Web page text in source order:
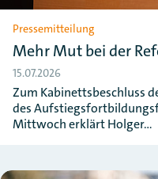
Pressemitteilung
Mehr Mut bei der
15.07.2026
Zum Kabinettsbeschluss
des
Mittwoch erklärt Holger…